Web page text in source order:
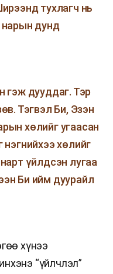
тухлагч нь
нарын дунд
гэж дууддаг. Тэр
Тэгвэл Би, Эзэн
хөлийг угаасан
хөлийг
үйлдсэн лугаа
Би ийм дуурайл
хүнээ
“үйлчлэл”